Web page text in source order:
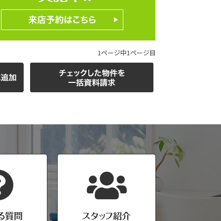
1ページ中1ページ目